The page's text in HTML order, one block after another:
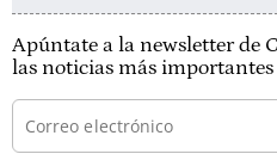
Apúntate a la newsletter de
las noticias más